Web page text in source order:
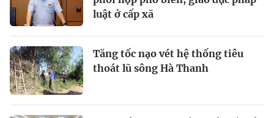
luật ở cấp xã
Tăng tốc nạo vét hệ thống tiêu
thoát lũ sông Hà Thanh